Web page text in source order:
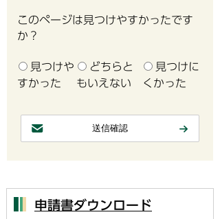
このページは見つけやすかったです
か？
見つけや
すかった
どちらと
もいえない
見つけに
くかった
申請書ダウンロード